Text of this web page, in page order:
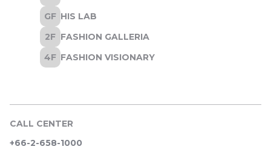
CALL CENTER
+66-2-658-1000